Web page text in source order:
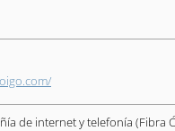
de internet y telefonía (Fibra